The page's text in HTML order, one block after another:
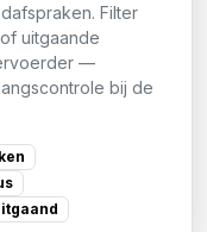
Filter
uitgaande
—
bij de